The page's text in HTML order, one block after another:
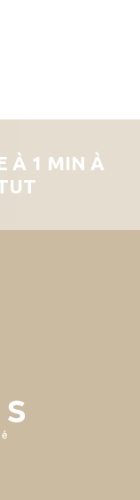
À 1 MIN À